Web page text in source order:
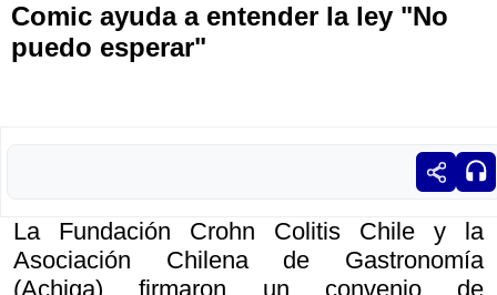
Comic ayuda a entender la ley "No
puedo esperar"
La Fundación Crohn Colitis Chile y la
Asociación Chilena de Gastronomía
(Achiga) firmaron un convenio de